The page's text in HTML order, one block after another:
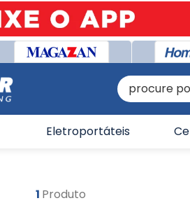
procure por
Eletroportáteis
1 Produto